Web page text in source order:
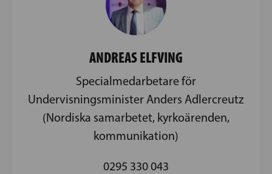
ANDREAS ELFVING
Specialmedarbetare för
Undervisningsminister Anders Adlercreutz
(Nordiska samarbetet, kyrkoärenden,
kommunikation)
0295 330 043